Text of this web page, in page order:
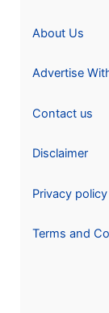
About Us
Advertise
Contact us
Disclaimer
Privacy policy
Terms and